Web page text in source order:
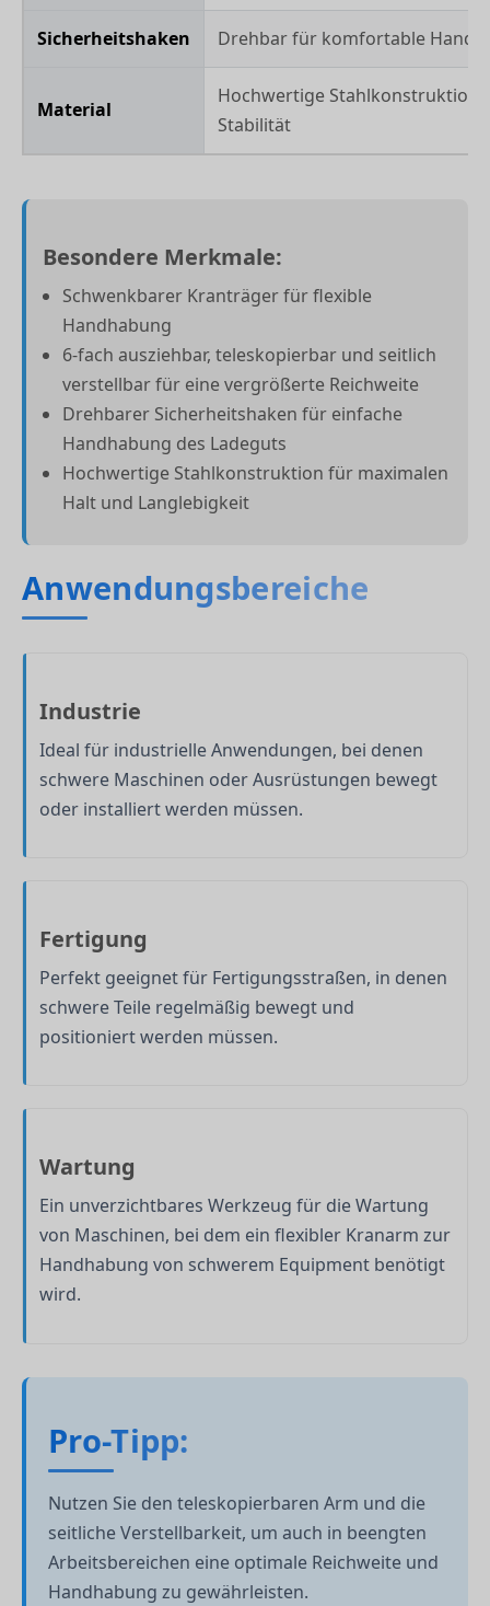
Sicherheitshaken Drehbar für komfortable
Material
Hochwertige Stahlkonstruktion
Stabilität
Besondere Merkmale:
Schwenkbarer Kranträger für flexible
Handhabung
6-fach ausziehbar, teleskopierbar und seitlich
verstellbar für eine vergrößerte Reichweite
Drehbarer Sicherheitshaken für einfache
Handhabung des Ladeguts
Hochwertige Stahlkonstruktion für maximalen
Halt und Langlebigkeit
Anwendungsbereiche
Industrie
Ideal für industrielle Anwendungen, bei denen
schwere Maschinen oder Ausrüstungen bewegt
oder installiert werden müssen.
Fertigung
Perfekt geeignet für Fertigungsstraßen, in denen
schwere Teile regelmäßig bewegt und
positioniert werden müssen.
Wartung
Ein unverzichtbares Werkzeug für die Wartung
von Maschinen, bei dem ein flexibler Kranarm zur
Handhabung von schwerem Equipment benötigt
wird.
Pro-Tipp:
Nutzen Sie den teleskopierbaren Arm und die
seitliche Verstellbarkeit, um auch in beengten
Arbeitsbereichen eine optimale Reichweite und
Handhabung zu gewährleisten.